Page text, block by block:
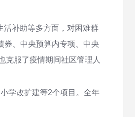
活补助等多方面，对困难群
券、中央预算内专项、中央
克服了疫情期间社区管理人
学改扩建等2个项目。全年